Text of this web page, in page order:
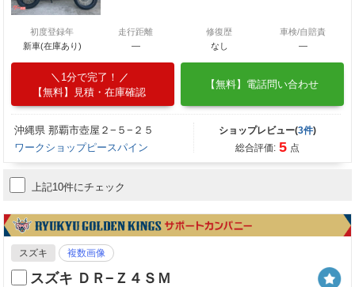
初度登録年
新車(在庫あり)
走行距離
―
修復歴
なし
車検/自賠責
―
1分で完了！
【無料】見積・在庫確認
【無料】電話問い合わせ
沖縄県 那覇市壺屋２−５−２５
ワークショップピースパイン
ショップレビュー(3件)
総合評価: 5 点
上記10件にチェック
スズキ 複数画像
スズキ ＤＲ−Ｚ４ＳＭ